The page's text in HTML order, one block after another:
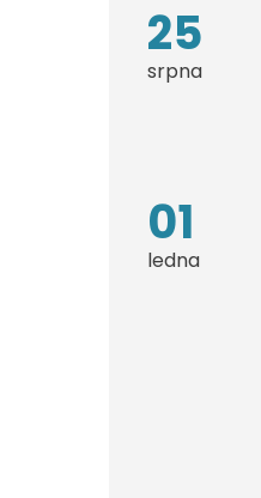
25
srpna
01
ledna